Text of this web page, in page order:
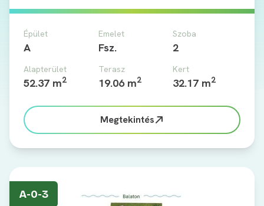
Épület
A
Emelet
Fsz.
Szoba
2
Alapterület
52.37 m2
Terasz
19.06 m2
Kert
32.17 m2
Megtekintés
A-0-3